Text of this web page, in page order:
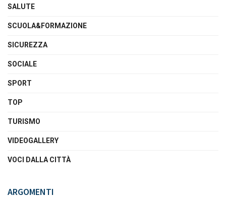
SALUTE
SCUOLA&FORMAZIONE
SICUREZZA
SOCIALE
SPORT
TOP
TURISMO
VIDEOGALLERY
VOCI DALLA CITTÀ
ARGOMENTI